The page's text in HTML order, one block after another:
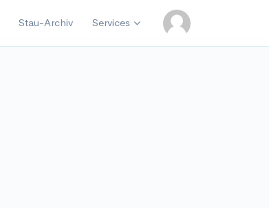
Stau-Archiv Services